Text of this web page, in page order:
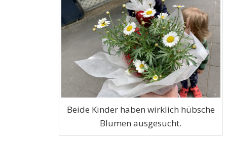
Beide Kinder haben wirklich hübsche
Blumen ausgesucht.